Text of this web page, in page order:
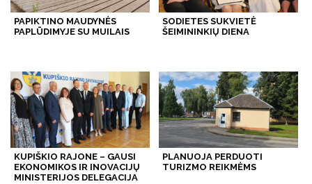
PAPIKTINO MAUDYNĖS
PAPLŪDIMYJE SU MUILAIS
SODIETES SUKVIETĖ
ŠEIMININKIŲ DIENA
KUPIŠKIO RAJONE – GAUSI
EKONOMIKOS IR INOVACIJŲ
MINISTERIJOS DELEGACIJA
PLANUOJA PERDUOTI
TURIZMO REIKMĖMS